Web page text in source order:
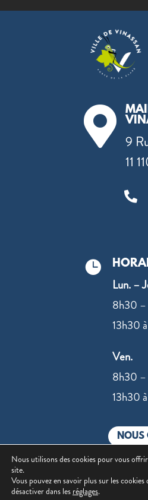
 9
11


Lun. –
8h30
13h30
Ven.
8h30
13h30
NOUS
Nous utilisons des cookies pour vous
site.
Vous pouvez en savoir plus sur les
désactiver dans les réglages.